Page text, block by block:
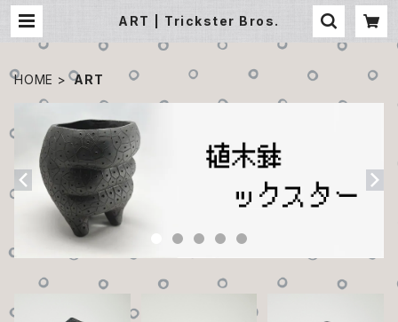
ART | Trickster Bros.
HOME ART